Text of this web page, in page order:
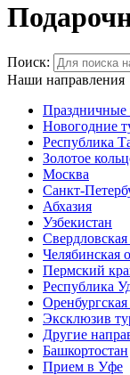
Поиск:
Наши направления
Праздничные
Новогодние
Республика
Золотое
Москва
Санкт-
Абхазия
Узбекистан
Свердловская
Челябинская
Пермский
Республика
Оренбургская
Эксклюзив
Другие
Башкортостан
Прием в Уфе